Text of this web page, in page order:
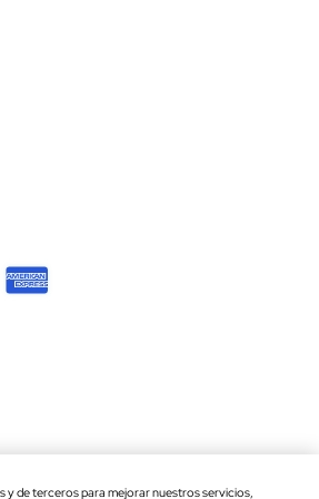
y de terceros para mejorar nuestros servicios,